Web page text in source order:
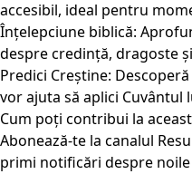
accesibil, ideal pentru
Înțelepciune biblică:
despre credință, dragoste
Predici Creștine:
vor ajuta să aplici Cuvântul
Cum poți contribui la
Abonează-te la canalul
primi notificări despre